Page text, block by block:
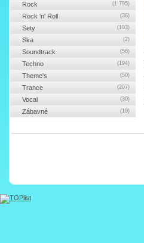
Rock (1 795)
Rock 'n' Roll (38)
Sety (103)
Ska (2)
Soundtrack (56)
Techno (194)
Theme's (50)
Trance (207)
Vocal (30)
Zábavné (19)